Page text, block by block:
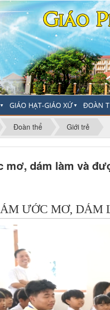
▼ GIÁO HẠT-GIÁO XỨ▼ ĐOÀN
Đoàn thể Giới trẻ
dám làm và
ƯỚC MƠ,